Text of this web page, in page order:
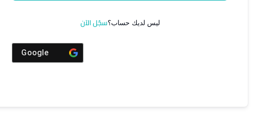
ليس لديك حساب؟سجّل الآن
Google